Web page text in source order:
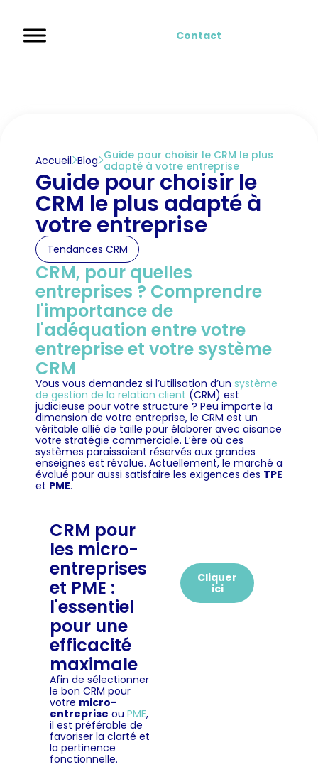
Contact
Accueil Blog Guide pour choisir le CRM le plus
adapté à votre entreprise
Guide pour choisir le
CRM le plus adapté à
votre entreprise
Tendances CRM
CRM, pour quelles
entreprises ? Comprendre
l'importance de
l'adéquation entre votre
entreprise et votre système
CRM
Vous vous demandez si l’utilisation d’un système
de gestion de la relation client (CRM) est
judicieuse pour votre structure ? Peu importe la
dimension de votre entreprise, le CRM est un
véritable allié de taille pour élaborer avec aisance
votre stratégie commerciale. L’ère où ces
systèmes paraissaient réservés aux grandes
enseignes est révolue. Actuellement, le marché a
évolué pour aussi satisfaire les exigences des TPE
et PME.
CRM pour
les micro-
entreprises
et PME :
l'essentiel
pour une
efficacité
maximale
Afin de sélectionner
le bon CRM pour
votre micro-
entreprise ou PME,
il est préférable de
favoriser la clarté et
la pertinence
fonctionnelle.
Cliquer
ici